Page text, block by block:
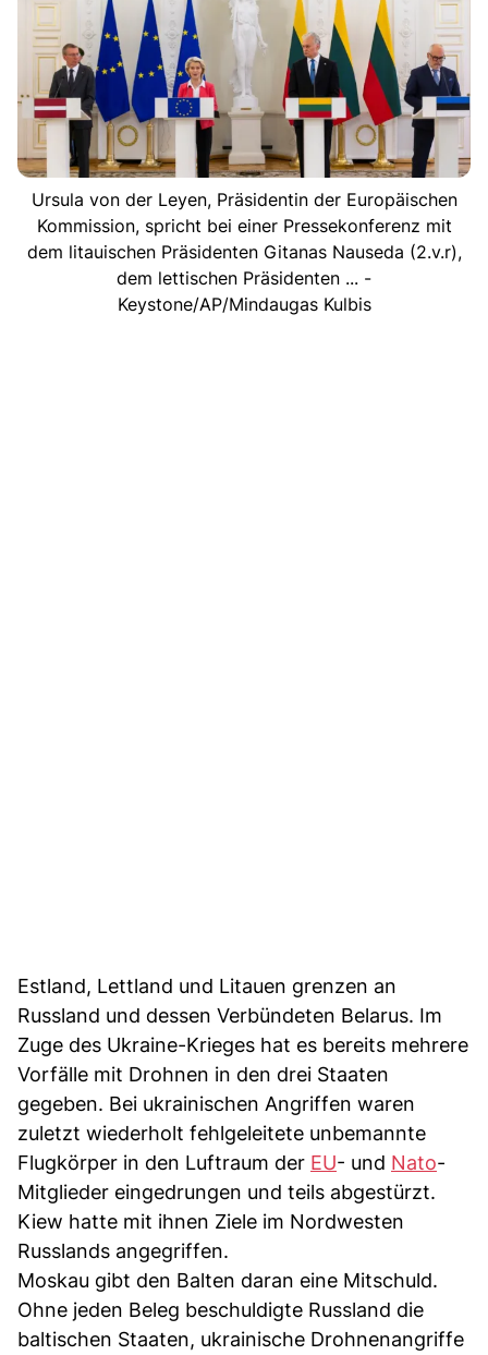
Ursula von der Leyen, Präsidentin der Europäischen
Kommission, spricht bei einer Pressekonferenz mit
dem litauischen Präsidenten Gitanas Nauseda (2.v.r),
dem lettischen Präsidenten ... -
Keystone/AP/Mindaugas Kulbis
Estland, Lettland und Litauen grenzen an
Russland und dessen Verbündeten Belarus. Im
Zuge des Ukraine-Krieges hat es bereits mehrere
Vorfälle mit Drohnen in den drei Staaten
gegeben. Bei ukrainischen Angriffen waren
zuletzt wiederholt fehlgeleitete unbemannte
Flugkörper in den Luftraum der EU- und Nato-
Mitglieder eingedrungen und teils abgestürzt.
Kiew hatte mit ihnen Ziele im Nordwesten
Russlands angegriffen.
Moskau gibt den Balten daran eine Mitschuld.
Ohne jeden Beleg beschuldigte Russland die
baltischen Staaten, ukrainische Drohnenangriffe